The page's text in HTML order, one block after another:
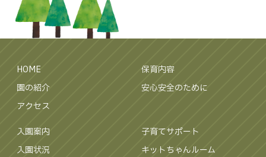
HOME
園の紹介
アクセス
保育内容
安心安全のために
入園案内
入園状況
子育てサポート
キットちゃんルーム